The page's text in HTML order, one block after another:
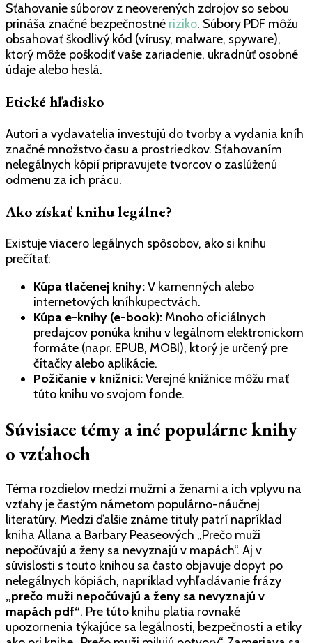
Sťahovanie súborov z neoverených zdrojov so sebou
prináša značné bezpečnostné riziko. Súbory PDF môžu
obsahovať škodlivý kód (vírusy, malware, spyware),
ktorý môže poškodiť vaše zariadenie, ukradnúť osobné
údaje alebo heslá.
Etické hľadisko
Autori a vydavatelia investujú do tvorby a vydania kníh
značné množstvo času a prostriedkov. Sťahovaním
nelegálnych kópií pripravujete tvorcov o zaslúženú
odmenu za ich prácu.
Ako získať knihu legálne?
Existuje viacero legálnych spôsobov, ako si knihu
prečítať:
Kúpa tlačenej knihy:V kamenných alebo
internetových kníhkupectvách.
Kúpa e-knihy (e-book): Mnoho oficiálnych
predajcov ponúka knihu v legálnom elektronickom
formáte (napr. EPUB, MOBI), ktorý je určený pre
čítačky alebo aplikácie.
Požičanie v knižnici:Verejné knižnice môžu mať
túto knihu vo svojom fonde.
Súvisiace témy a iné populárne knihy
o vzťahoch
Téma rozdielov medzi mužmi a ženami a ich vplyvu na
vzťahy je častým námetom populárno-náučnej
literatúry. Medzi ďalšie známe tituly patrí napríklad
kniha Allana a Barbary Peaseových „Prečo muži
nepočúvajú a ženy sa nevyznajú v mapách“. Aj v
súvislosti s touto knihou sa často objavuje dopyt po
nelegálnych kópiách, napríklad vyhľadávanie frázy
„prečo muži nepočúvajú a ženy sa nevyznajú v
mapách pdf“. Pre túto knihu platia rovnaké
upozornenia týkajúce sa legálnosti, bezpečnosti a etiky